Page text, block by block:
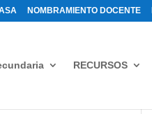
NOMBRAMIENTO DOCENTE
RECURSOS